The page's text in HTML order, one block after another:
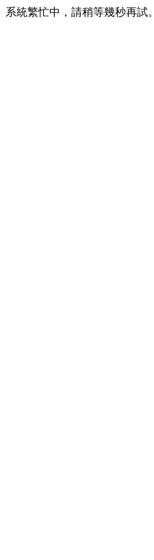
系統繁忙中，請稍等幾秒再試。